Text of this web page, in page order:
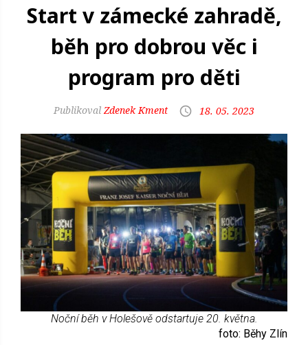
Start v zámecké zahradě,
běh pro dobrou věc i
program pro děti
Zdenek Kment 18. 05. 2023
Noční běh v Holešově odstartuje 20. května.
foto: Běhy Zlín